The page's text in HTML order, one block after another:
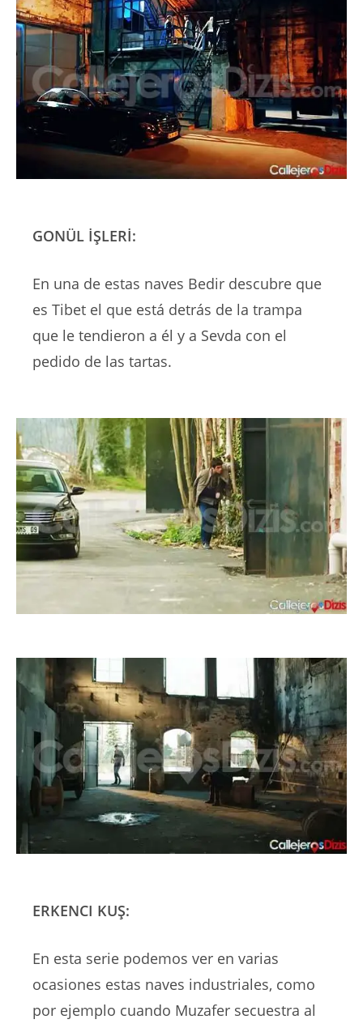
GONÜL İŞLERİ:
En una de estas naves Bedir descubre que
es Tibet el que está detrás de la trampa
que le tendieron a él y a Sevda con el
pedido de las tartas.
ERKENCI KUŞ:
En esta serie podemos ver en varias
ocasiones estas naves industriales, como
por ejemplo cuando Muzafer secuestra al